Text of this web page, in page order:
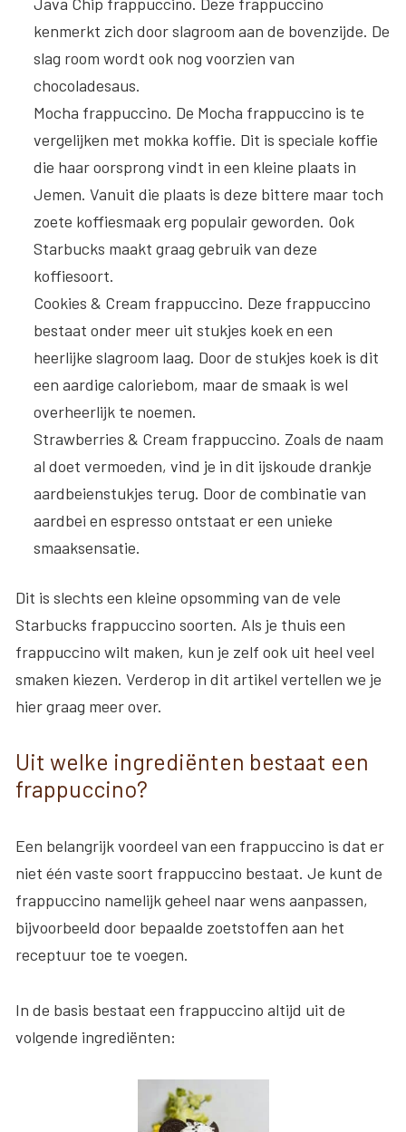
kenmerkt zich door slagroom aan de bovenzijde. De
slag room wordt ook nog voorzien van
chocoladesaus.
Mocha frappuccino. De Mocha frappuccino is te
vergelijken met mokka koffie. Dit is speciale koffie
die haar oorsprong vindt in een kleine plaats in
Jemen. Vanuit die plaats is deze bittere maar toch
zoete koffiesmaak erg populair geworden. Ook
Starbucks maakt graag gebruik van deze
koffiesoort.
Cookies & Cream frappuccino. Deze frappuccino
bestaat onder meer uit stukjes koek en een
heerlijke slagroom laag. Door de stukjes koek is dit
een aardige caloriebom, maar de smaak is wel
overheerlijk te noemen.
Strawberries & Cream frappuccino. Zoals de naam
al doet vermoeden, vind je in dit ijskoude drankje
aardbeienstukjes terug. Door de combinatie van
aardbei en espresso ontstaat er een unieke
smaaksensatie.
Dit is slechts een kleine opsomming van de vele
Starbucks frappuccino soorten. Als je thuis een
frappuccino wilt maken, kun je zelf ook uit heel veel
smaken kiezen. Verderop in dit artikel vertellen we je
hier graag meer over.
Uit welke ingrediënten bestaat een
frappuccino?
Een belangrijk voordeel van een frappuccino is dat er
niet één vaste soort frappuccino bestaat. Je kunt de
frappuccino namelijk geheel naar wens aanpassen,
bijvoorbeeld door bepaalde zoetstoffen aan het
receptuur toe te voegen.
In de basis bestaat een frappuccino altijd uit de
volgende ingrediënten: